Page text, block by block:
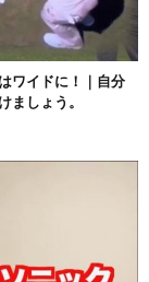
ワイドに！｜自分
ましょう。